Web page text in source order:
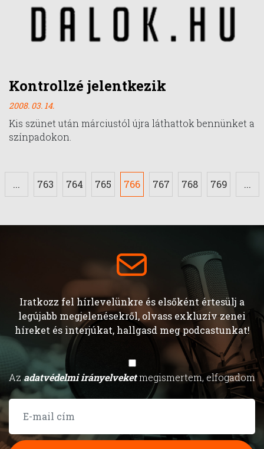
Kontrollzé jelentkezik
2008. 03. 14.
Kis szünet után márciustól újra láthattok bennünket a
színpadokon.
... 763 764 765 766 767 768 769 ...
Iratkozz fel hírlevelünkre és elsőként értesülj a
legújabb megjelenésekről, olvass exkluzív zenei
híreket és interjúkat, hallgasd meg podcastunkat!
Azadatvédelmi irányelveketmegismertem, elfogadom